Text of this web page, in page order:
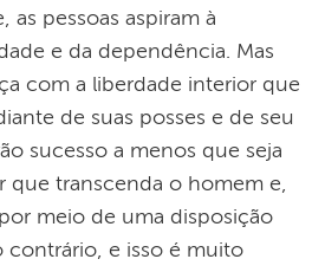
as pessoas aspiram à
e da dependência. Mas
com a liberdade interior que
de suas posses e de seu
sucesso a menos que seja
que transcenda o homem e,
meio de uma disposição
contrário, e isso é muito